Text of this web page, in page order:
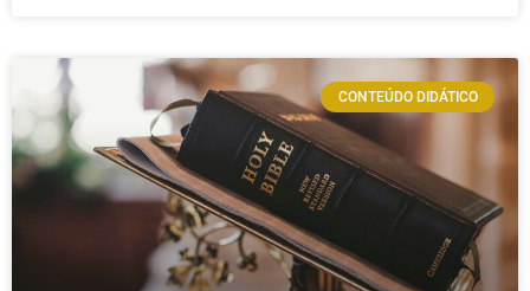
CONTEÚDO DIDÁTICO